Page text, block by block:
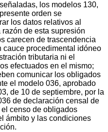
los modelos 130,
orden se
los datos relativos al
de esta supresión
carecen de trascendencia
cauce procedimental idóneo
tributaria ni el
efectuados en el mismo;
comunicar los obligados
el modelo 036, aprobado
de 10 de septiembre, por la
de declaración censal de
censo de obligados
ámbito y las condiciones